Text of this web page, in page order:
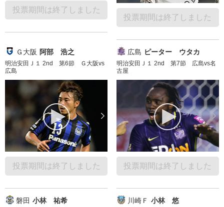
投票期間は終了しました
投票期間は終了しました
Ｇ大阪 阿部 浩之
明治安田Ｊ１ 2nd 第6節 Ｇ大阪vs
広島
投票期間は終了しました
広島 ピーター ウタカ
明治安田Ｊ１ 2nd 第7節 広島vs名
古屋
投票期間は終了しました
磐田 小林 祐希 川崎Ｆ 小林 悠